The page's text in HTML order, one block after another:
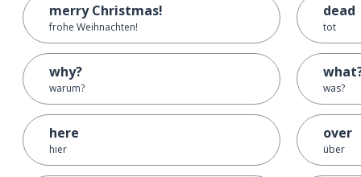
merry Christmas!
frohe Weihnachten!
why?
warum?
here
hier
dead
tot
was?
over
über